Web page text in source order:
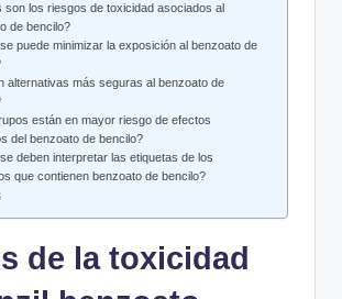
son los riesgos de toxicidad⁢ asociados al
de bencilo?
puede minimizar la exposición al benzoato ⁣de
alternativas ⁢más seguras al benzoato‌ de
​están en mayor riesgo de efectos
del benzoato de bencilo?
deben interpretar las etiquetas de los
que contienen benzoato de bencilo?
de la toxicidad